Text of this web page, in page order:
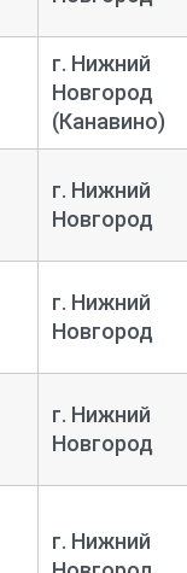
г. Нижний
Новгород
(Канавино)
г. Нижний
Новгород
г. Нижний
Новгород
г. Нижний
Новгород
г. Нижний